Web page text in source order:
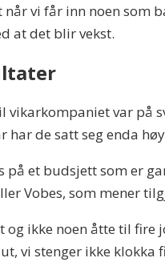
når vi får inn noen som
at det blir vekst.
vikarkompaniet var på
har de satt seg enda
på et budsjett som er
Vobes, som mener
og ikke noen åtte til
vi stenger ikke klokka